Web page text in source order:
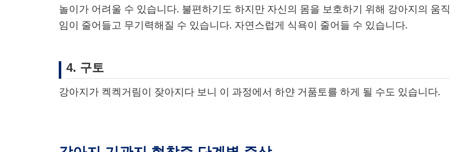
놀이가 어려울 수 있습니다. 불편하기도 하지만 자신의 몸을 보호하기 위해 강아지의 움직
임이 줄어들고 무기력해질 수 있습니다. 자연스럽게 식욕이 줄어들 수 있습니다.
4. 구토
강아지가 켁켁거림이 잦아지다 보니 이 과정에서 하얀 거품토를 하게 될 수도 있습니다.